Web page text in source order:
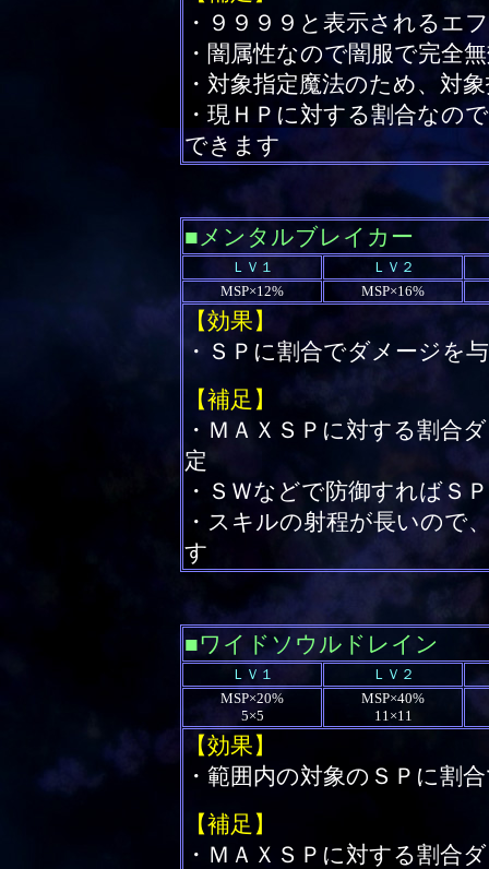
・９９９９と表示されるエ
・闇属性なので闇服で完全
・対象指定魔法のため、対
・現ＨＰに対する割合なの
できます
■メンタルブレイカー
ＬＶ１
ＬＶ２
MSP×12%
MSP×16%
【効果】
・ＳＰに割合でダメージを
【補足】
・ＭＡＸＳＰに対する割合
定
・ＳＷなどで防御すればＳ
・スキルの射程が長いので
す
■ワイドソウルドレイン
ＬＶ１
ＬＶ２
MSP×20%
5×5
MSP×40%
11×11
【効果】
・範囲内の対象のＳＰに割
【補足】
・ＭＡＸＳＰに対する割合